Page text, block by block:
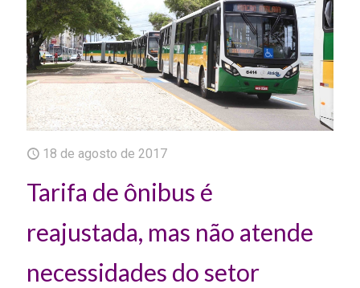
18 de agosto de 2017
Tarifa de ônibus é
reajustada, mas não atende
necessidades do setor